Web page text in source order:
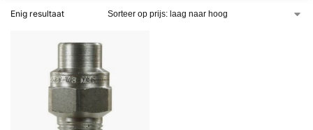
Enig resultaat